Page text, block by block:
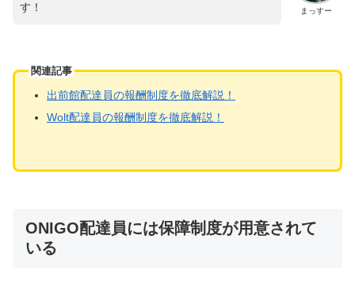
まっすー
す！
関連記事
出前館配達員の報酬制度を徹底解説！
Wolt配達員の報酬制度を徹底解説！
ONIGO配達員には保障制度が用意されて
いる